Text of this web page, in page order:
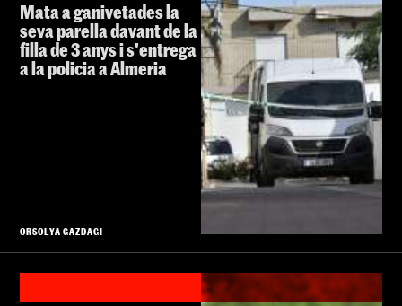
Mata a ganivetades la
seva parella davant de la
filla de 3 anys i s'entrega
a la policia a Almeria
ORSOLYA GAZDAGI